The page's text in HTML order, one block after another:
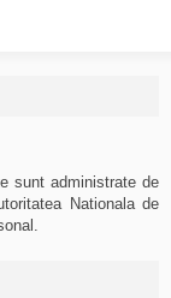
sunt administrate de
Nationala de